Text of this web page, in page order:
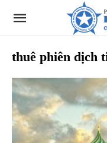
thuê phiên dịch